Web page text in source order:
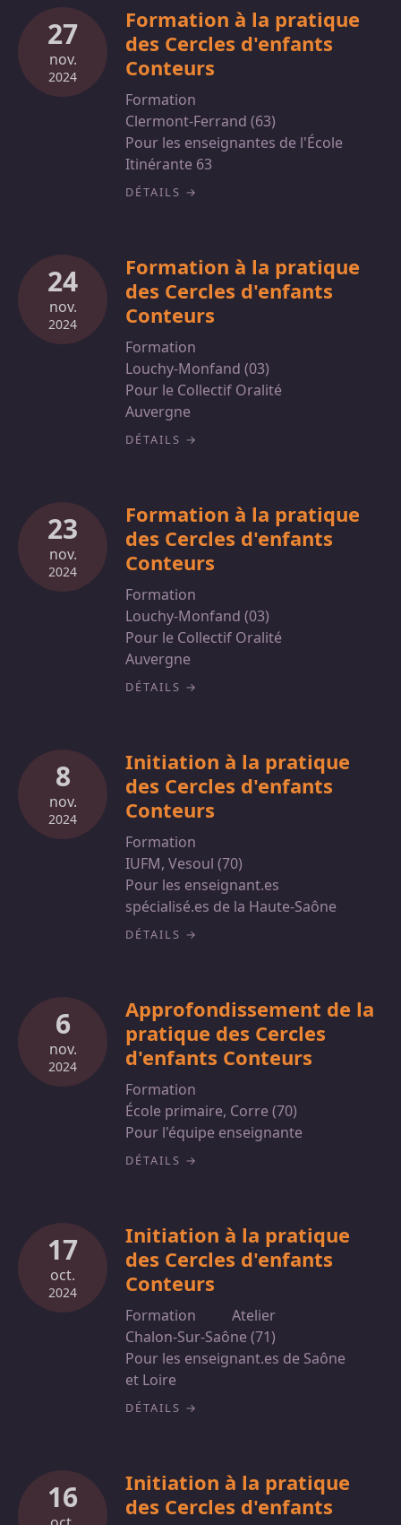
27
nov.
2024
Formation à la pratique
des Cercles d'enfants
Conteurs
Formation
Clermont-Ferrand (63)
Pour les enseignantes de l'École
Itinérante 63
DÉTAILS
24
nov.
2024
Formation à la pratique
des Cercles d'enfants
Conteurs
Formation
Louchy-Monfand (03)
Pour le Collectif Oralité
Auvergne
DÉTAILS
23
nov.
2024
Formation à la pratique
des Cercles d'enfants
Conteurs
Formation
Louchy-Monfand (03)
Pour le Collectif Oralité
Auvergne
DÉTAILS
8
nov.
2024
Initiation à la pratique
des Cercles d'enfants
Conteurs
Formation
IUFM, Vesoul (70)
Pour les enseignant.es
spécialisé.es de la Haute-Saône
DÉTAILS
6
nov.
2024
Approfondissement de la
pratique des Cercles
d'enfants Conteurs
Formation
École primaire, Corre (70)
Pour l'équipe enseignante
DÉTAILS
17
oct.
2024
Initiation à la pratique
des Cercles d'enfants
Conteurs
Formation
Atelier
Chalon-Sur-Saône (71)
Pour les enseignant.es de Saône
et Loire
DÉTAILS
16
Initiation à la pratique
des Cercles d'enfants